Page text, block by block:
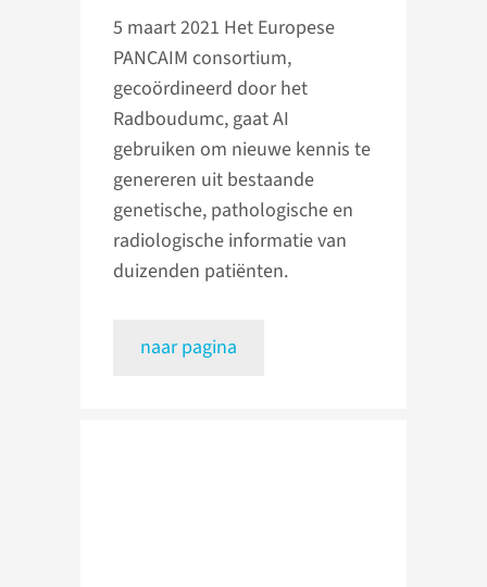
5 maart 2021 Het Europese
PANCAIM consortium,
gecoördineerd door het
Radboudumc, gaat AI
gebruiken om nieuwe kennis te
genereren uit bestaande
genetische, pathologische en
radiologische informatie van
duizenden patiënten.
naar pagina